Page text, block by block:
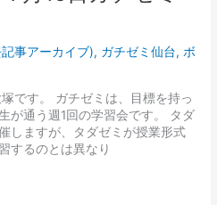
事アーカイブ), ガチゼミ仙台,ボ
です。 ガチゼミは、目標を持っ
が通う週1回の学習会です。 タダ
しますが、タダゼミが授業形式
するのとは異なり